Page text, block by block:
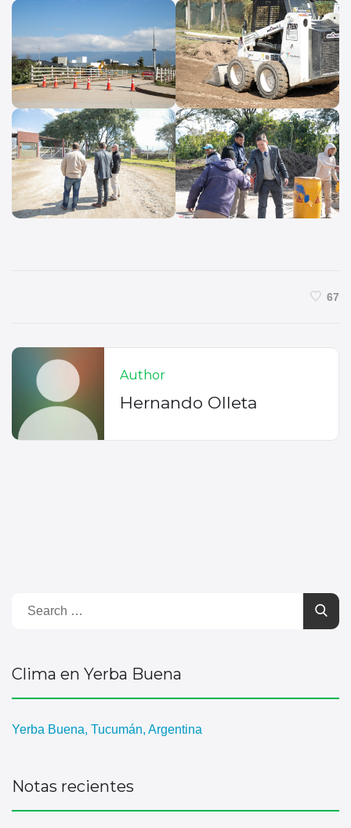
67
Author
Hernando Olleta
Clima en Yerba Buena
Yerba Buena, Tucumán, Argentina
Notas recientes